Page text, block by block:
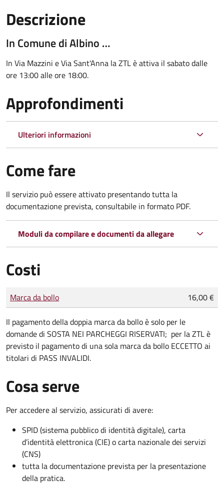
Descrizione
In Comune di Albino …
In Via Mazzini e Via Sant'Anna la ZTL è attiva il sabato dalle
ore 13:00 alle ore 18:00.
Approfondimenti
Ulteriori informazioni
Come fare
Il servizio può essere attivato presentando tutta la
documentazione prevista, consultabile in formato PDF.
Moduli da compilare e documenti da allegare
Costi
Tipo di pagamento
Importo
Marca da bollo 16,00 €
Il pagamento delladoppia marca da bolloè solo per le
domande di SOSTA NEI PARCHEGGI RISERVATI; per laZTLè
previsto il pagamento di una sola marca da bollo ECCETTO ai
titolari di PASS INVALIDI.
Cosa serve
Per accedere al servizio, assicurati di avere:
SPID (sistema pubblico di identità digitale), carta
d’identità elettronica (CIE) o carta nazionale dei servizi
(CNS)
tutta la documentazione prevista per la presentazione
della pratica.